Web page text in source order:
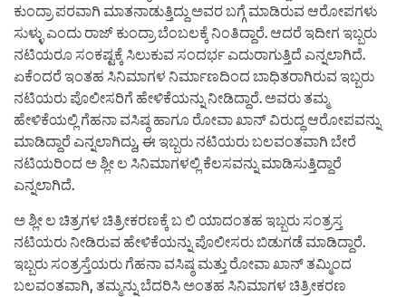
ಕುಂದ್ರಾ ಪರವಾಗಿ ಮಾತನಾಡುತ್ತಿದ್ದು ಅವರ ಬಗ್ಗೆ ಮಾಡಿರುವ ಆರೋಪಗಳು
ಸುಳ್ಳು ಎಂದು ರಾಜ್ ಕುಂದ್ರಾ ಬೆಂಬಲಕ್ಕೆ ನಿಂತಿದ್ದಾರೆ. ಆದರೆ ಇದೀಗ ಇಬ್ಬರು
ನಟಿಯರೂ ಸಂಕಷ್ಟಕ್ಕೆ ಸಿಲುಕುವ ಸಂದರ್ಭ ಎದುರಾಗುತ್ತಿದೆ ಎನ್ನಲಾಗಿದೆ.
ಏಕೆಂದರೆ ಇಂತಹ ಸಿನಿಮಾಗಳ ನಿರ್ಮಾಣದಿಂದ ಬಾಧಿತರಾಗಿರುವ ಇಬ್ಬರು
ನಟಿಯರು ಪೊಲೀಸರಿಗೆ ಹೇಳಿಕೆಯನ್ನು ನೀಡಿದ್ದಾರೆ. ಅವರು ತಮ್ಮ
ಹೇಳಿಕೆಯಲ್ಲಿ ಗೆಹನಾ ವಸಿಷ್ಠ ಹಾಗೂ ರೋವಾ ಖಾನ್ ವಿರುದ್ಧ ಆರೋಪವನ್ನು
ಮಾಡಿದ್ದಾರೆ ಎನ್ನಲಾಗಿದ್ದು, ಈ ಇಬ್ಬರು ನಟಿಯರು ಬಲವಂತವಾಗಿ ಬೇರೆ
ನಟಿಯರಿಂದ ಅ ಶ್ಲೀ ಲ ಸಿನಿಮಾಗಳಲ್ಲಿ ಕೆಲಸವನ್ನು ಮಾಡಿಸುತ್ತಿದ್ದಾರೆ
ಎನ್ನಲಾಗಿದೆ.
ಅ ಶ್ಲೀ ಲ ಚಿತ್ರಗಳ ಚಿತ್ರೀಕರಣಕ್ಕೆ ಬ ಲಿ ಯಾದಂತಹ ಇಬ್ಬರು ಸಂತ್ರಸ್ತ
ನಟಿಯರು ನೀಡಿರುವ ಹೇಳಿಕೆಯನ್ನು ಪೊಲೀಸರು ಬಿಡುಗಡೆ ಮಾಡಿದ್ದಾರೆ.
ಇಬ್ಬರು ಸಂತ್ರಸ್ತೆಯರು ಗೆಹನಾ ವಸಿಷ್ಠ ಮತ್ತು ರೋವಾ ಖಾನ್ ತಮ್ಮಿಂದ
ಬಲವಂತವಾಗಿ, ತಮ್ಮನ್ನು ಬೆದರಿಸಿ ಅಂತಹ ಸಿನಿಮಾಗಳ ಚಿತ್ರೀಕರಣ